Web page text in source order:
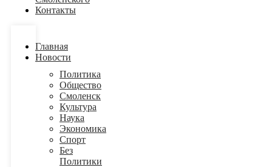
Контакты
Главная
Новости
Политика
Общество
Смоленск
Культура
Наука
Экономика
Спорт
Без
Политики